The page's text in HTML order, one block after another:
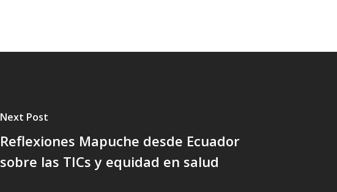
Next Post
Reflexiones Mapuche desde Ecuador
sobre las TICs y equidad en salud